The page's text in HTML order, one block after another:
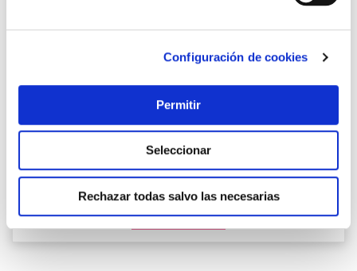
Configuración de cookies
Permitir
Seleccionar
Rechazar todas salvo las necesarias
192,40 €
Añadir al carrito